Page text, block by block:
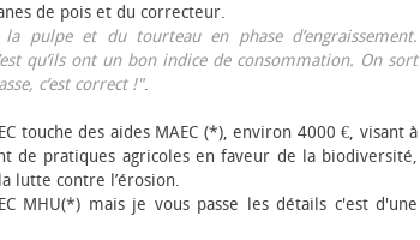
de pois et du correcteur.
pulpe et du tourteau en phase d’engraissement.
qu’ils ont un bon indice de consommation. On sort
c’est correct !".
touche des aides MAEC (*), environ 4000 €, visant à
de pratiques agricoles en faveur de la biodiversité,
lutte contre l’érosion.
MHU(*) mais je vous passe les détails c'est d'une